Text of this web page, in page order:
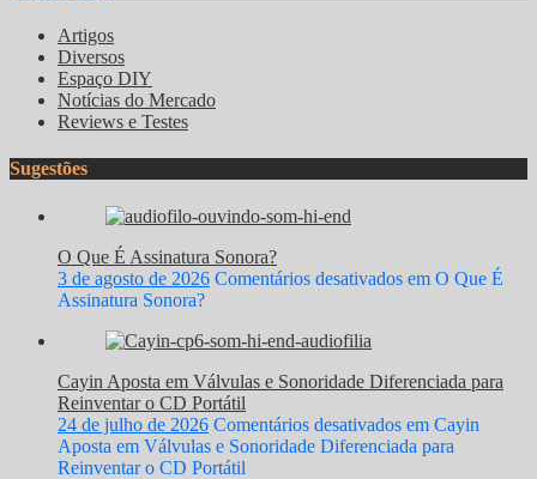
Artigos
Diversos
Espaço DIY
Notícias do Mercado
Reviews e Testes
Sugestões
O Que É Assinatura Sonora?
3 de agosto de 2026 Comentários desativados em O Que É
Assinatura Sonora?
Cayin Aposta em Válvulas e Sonoridade Diferenciada para
Reinventar o CD Portátil
24 de julho de 2026 Comentários desativados em Cayin
Aposta em Válvulas e Sonoridade Diferenciada para
Reinventar o CD Portátil